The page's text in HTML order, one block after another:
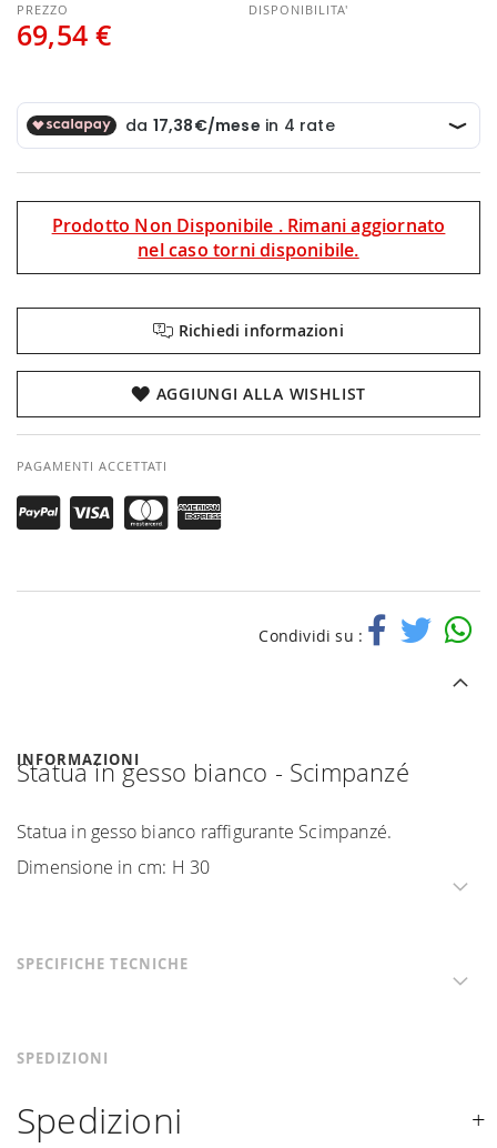
69,54 €
DISPONIBILITA'
Prodotto Non Disponibile . Rimani aggiornato
nel caso torni disponibile.
Richiedi informazioni
AGGIUNGI ALLA WISHLIST
PAGAMENTI ACCETTATI
Condividi su :
INFORMAZIONI
Statua in gesso bianco - Scimpanzé
Statua in gesso bianco raffigurante Scimpanzé.
Dimensione in cm: H 30
SPECIFICHE TECNICHE
SPEDIZIONI
Spedizioni